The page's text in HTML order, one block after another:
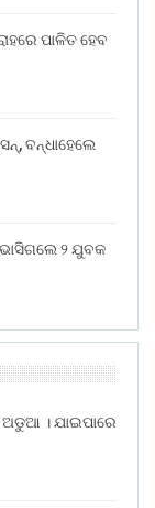
ପାଳିତ ହେବ
ବନ୍ଧାହେଲେ
୨ ଯୁବକ
। ଯାଇପାରେ